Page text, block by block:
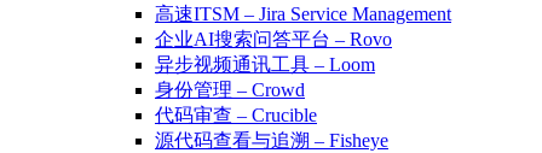
高速ITSM – Jira Service Management
企业AI搜索问答平台 – Rovo
异步视频通讯工具 – Loom
身份管理 – Crowd
代码审查 – Crucible
源代码查看与追溯 – Fisheye